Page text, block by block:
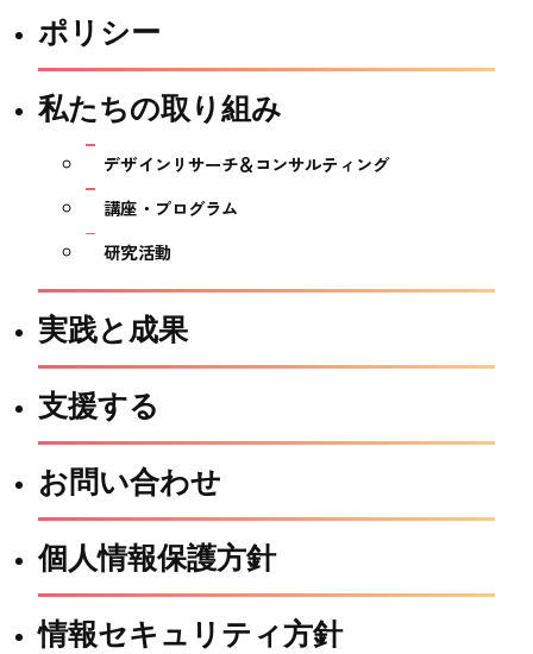
ポリシー
私たちの取り組み
デザインリサーチ＆コンサルティング
講座・プログラム
研究活動
実践と成果
支援する
お問い合わせ
個人情報保護方針
情報セキュリティ方針